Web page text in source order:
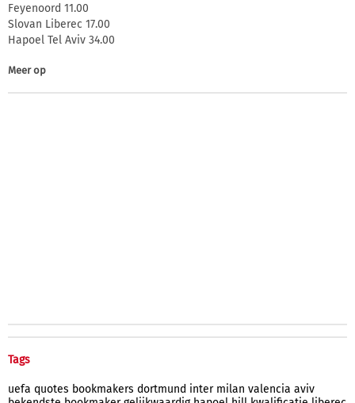
Feyenoord 11.00
Slovan Liberec 17.00
Hapoel Tel Aviv 34.00
Meer op
Tags
uefa quotes bookmakers dortmund inter milan valencia aviv